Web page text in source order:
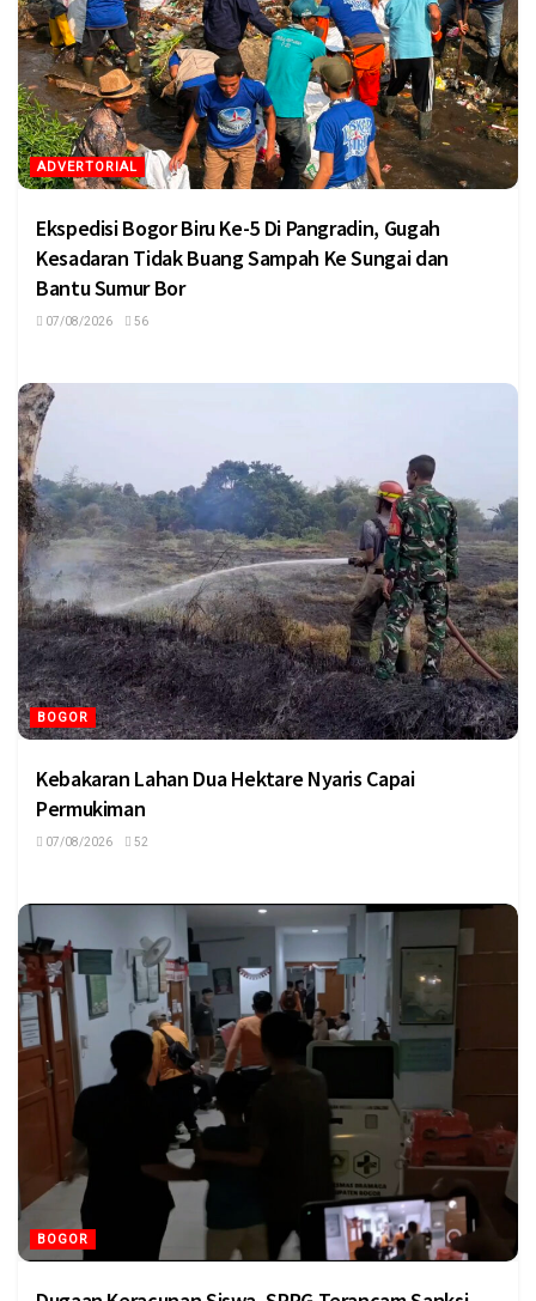
ADVERTORIAL
Ekspedisi Bogor Biru Ke-5 Di Pangradin, Gugah
Kesadaran Tidak Buang Sampah Ke Sungai dan
Bantu Sumur Bor
07/08/2026 56
BOGOR
Kebakaran Lahan Dua Hektare Nyaris Capai
Permukiman
07/08/2026 52
BOGOR